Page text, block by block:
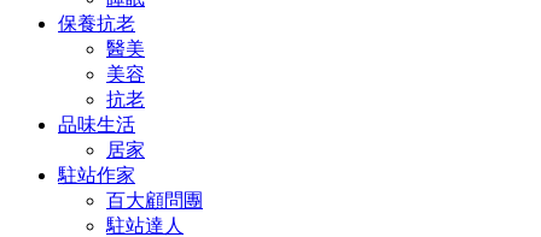
保養抗老
醫美
美容
抗老
品味生活
居家
駐站作家
百大顧問團
駐站達人